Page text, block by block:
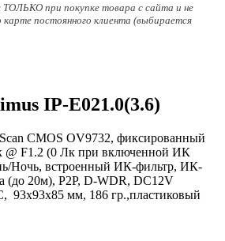
ТОЛЬКО при покупке товара с сайта и не
карте постоянного клиента (выбирается
IP-E021.0(3.6)
CMOS OV9732, фиксированный
@ F1.2 (0 Лк при включенной ИК
Ночь, встроенный ИК-фильтр, ИК-
(до 20м), P2P, D-WDR, DC12V
93х93х85 мм, 186 гр.,пластиковый